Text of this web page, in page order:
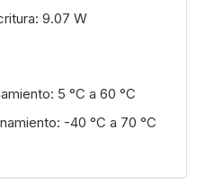
9.07 W
5 °C a 60 °C
-40 °C a 70 °C